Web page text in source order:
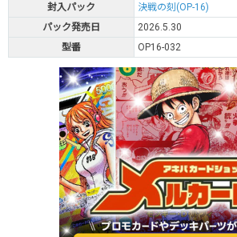
封入パック
決戦の刻(OP-16)
パック発売日
2026.5.30
型番
OP16-032